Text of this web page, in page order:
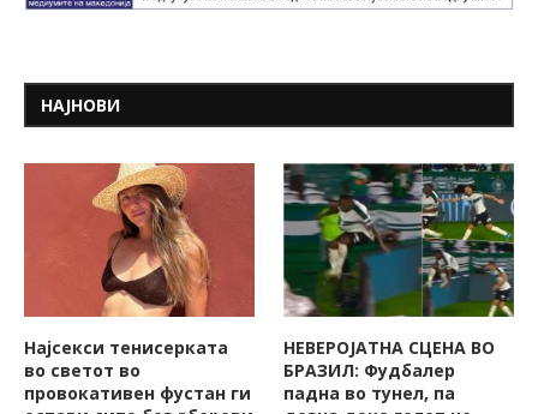
НАЈНОВИ
Најсекси тенисерката
во светот во
провокативен фустан ги
НЕВЕРОЈАТНА СЦЕНА ВО
БРАЗИЛ: Фудбалер
падна во тунел, па